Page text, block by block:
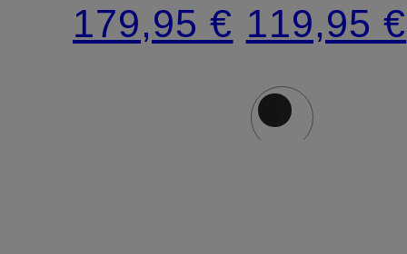
179,95 € 119,95 €